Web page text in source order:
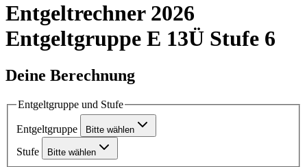
Entgeltrechner 2026
Entgeltgruppe E 13Ü Stufe 6
Deine Berechnung
Entgeltgruppe und Stufe
Entgeltgruppe Bitte wählen
Stufe Bitte wählen